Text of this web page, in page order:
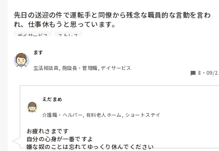
先日の送迎の件で運転手と同僚から残念な職員的な言動を言わ
れ、仕事休もうと思っています。
同僚職員より経験年数や役職やってきたこともあり我慢の限界
今の職場に入職してから今までの経験を踏まえ業務内容について
意見はしてませんでした。
ここの職場のやり方でと考え。
もう限界なんで意見していこうと、それで残念な言動を言われる
のであれば退職、心的にしんどくて。
デイサービス ストレス
ます
生活相談員, 施設長・管理職, デイサービス
8 ・ 09/
えだまめ
介護職・ヘルパー, 有料老人ホーム, ショートステイ
お疲れさまです
自分の心身が一番ですよ
嫌な奴のことは忘れてゆっくり休んでください